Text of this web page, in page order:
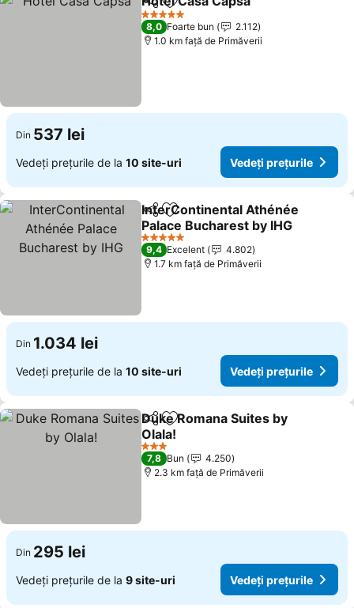
DistribuițiAdăugaţi la favorite
5 Stele
8,0 Foarte bun
2.112
1.0 km faţă de Primăverii
Din 537 lei
Vedeți prețurile de la 10 site-uri Vedeți prețurile
DistribuițiAdăugaţi la favorite
InterContinental Athénée
Palace Bucharest by IHG
5 Stele
9,4 Excelent
4.802
1.7 km faţă de Primăverii
Din 1.034 lei
Vedeți prețurile de la 10 site-uri Vedeți prețurile
DistribuițiAdăugaţi la favorite
Duke Romana Suites by
Olala!
3 Stele
7,8 Bun
4.250
2.3 km faţă de Primăverii
Din 295 lei
Vedeți prețurile de la 9 site-uri Vedeți prețurile